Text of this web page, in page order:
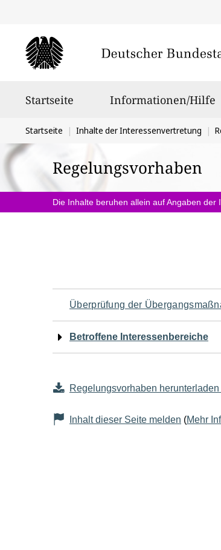
Startseite Informationen/Hilfe
Sie
befinden
sich
hier:
Startseite Inhalte der Interessenvertretung
Regelungsvorhaben
Die Inhalte beruhen allein auf Angaben der
Navigation
für
Seiteninhalt
Überprüfung der
Betroffene Interessenbereiche
Regelungsvorhaben
Inhalt dieser Seite melden (Mehr